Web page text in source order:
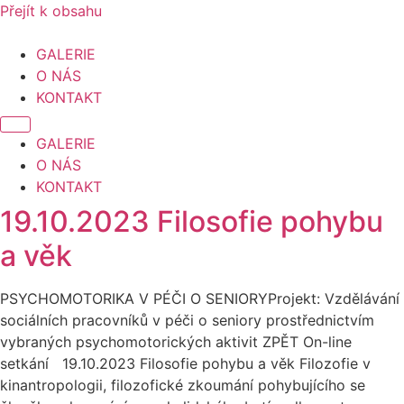
Přejít k obsahu
GALERIE
O NÁS
KONTAKT
GALERIE
O NÁS
KONTAKT
19.10.2023 Filosofie pohybu
a věk
PSYCHOMOTORIKA V PÉČI O SENIORYProjekt: Vzdělávání
sociálních pracovníků v péči o seniory prostřednictvím
vybraných psychomotorických aktivit ZPĚT On-line
setkání 19.10.2023 Filosofie pohybu a věk Filozofie v
kinantropologii, filozofické zkoumání pohybujícího se